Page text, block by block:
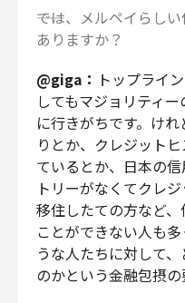
――では、メルペイらし
ありますか？
@giga： トップライ
してもマジョリティ
に行きがちです。け
りとか、クレジット
ているとか、日本の
トリーがなくてクレ
移住したての方など
ことができない人も
うな人たちに対して
のかという金融包摂の